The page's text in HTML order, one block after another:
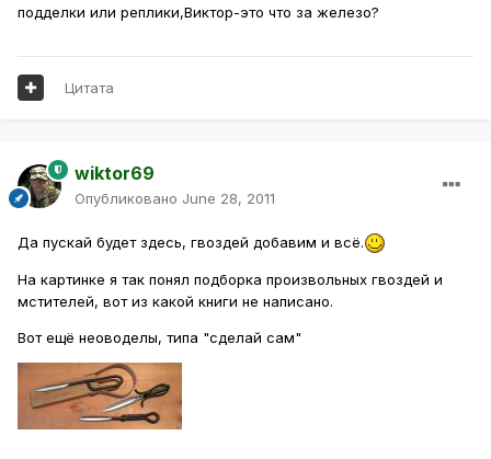
подделки или реплики,Виктор-это что за железо?
Цитата
wiktor69
Опубликовано June 28, 2011
Да пускай будет здесь, гвоздей добавим и всё.
На картинке я так понял подборка произвольных гвоздей и
мстителей, вот из какой книги не написано.
Вот ещё неоводелы, типа "сделай сам"